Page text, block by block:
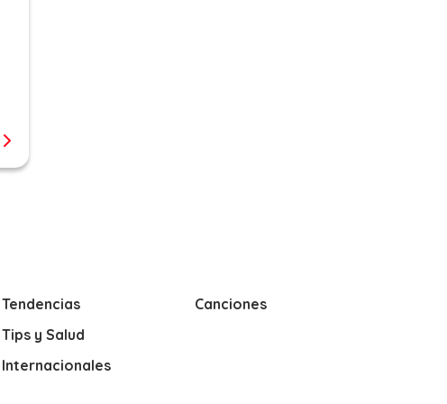
Tendencias
Tips y Salud
Internacionales
Canciones